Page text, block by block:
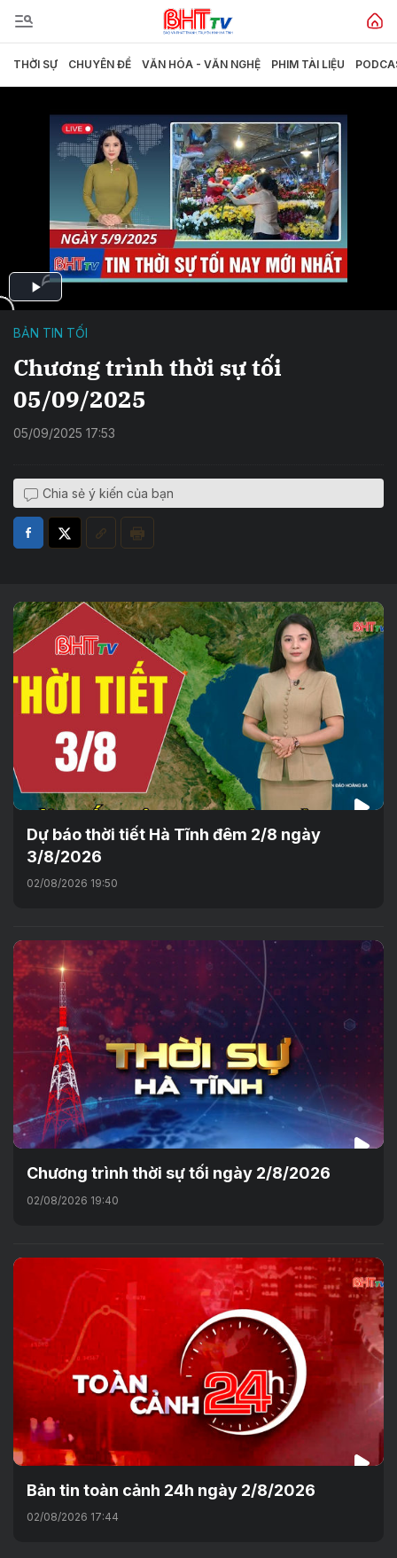
THỜI SỰ CHUYÊN ĐỀ VĂN HÓA - VĂN NGHỆ PHIM TÀI LIỆU
BẢN TIN TỐI
Chương trình thời sự tối
05/09/2025
05/09/2025 17:53
Chia sẻ ý kiến của bạn
Dự báo thời tiết Hà Tĩnh đêm 2/8 ngày
3/8/2026
02/08/2026 19:50
Chương trình thời sự tối ngày 2/8/2026
02/08/2026 19:40
Bản tin toàn cảnh 24h ngày 2/8/2026
02/08/2026 17:44